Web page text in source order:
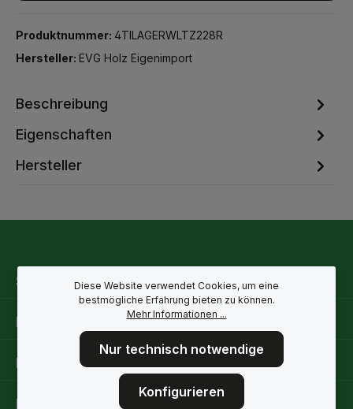
Produktnummer: 4TILAGERWLTZ228R
Hersteller: EVG Holz Eigenimport
Beschreibung
Eigenschaften
Hersteller
Service-Hotline
Rechtliche Hinweise
Informationen
Folge uns
Diese Website verwendet Cookies, um eine
bestmögliche Erfahrung bieten zu können.
Mehr Informationen ...
Nur technisch notwendige
Konfigurieren